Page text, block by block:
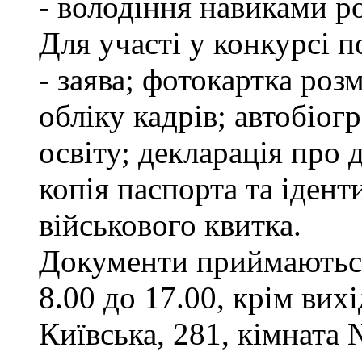
Для участі у конкурсі
- заява; фотокартка
обліку кадрів;
освіту; декларація
копія паспорта та
військового квитка.
Документи
8.00 до 17.00, крім
Київська, 281,